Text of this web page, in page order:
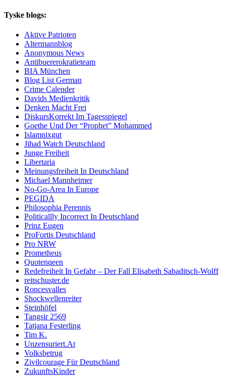
Tyske blogs:
Aktive Patrioten
Altermannblog
Anonymous News
Antibuererokratieteam
BIA München
Blog List German
Crime Calender
Davids Medienkritik
Denken Macht Frei
DiskursKorrekt Im Tagesspiegel
Goethe Und Der “Prophet” Mohammed
Islamnixgut
Jihad Watch Deutschland
Junge Freiheit
Libertaria
Meinungsfreiheit In Deutschland
Michael Mannheimer
No-Go-Area In Europe
PEGIDA
Philosophia Perennis
Politicallly Incorrect In Deutschland
Prinz Eugen
ProFortis Deutschland
Pro NRW
Prometheus
Quotenqeen
Redefreiheit In Gefahr – Der Fall Elisabeth Sabaditsch-Wolff
reitschuster.de
Roncesvalles
Shockwellenreiter
Steinhöfel
Tangsir 2569
Tatjana Festerling
Tim K.
Unzensuriert.At
Volksbetrug
Zivilcourage Für Deutschland
ZukunftsKinder